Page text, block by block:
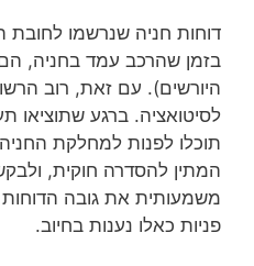
דוחות חניה שנרשמו לחובת
בזמן שהרכב עמד בחניה, הם
היורשים). עם זאת, רוב
לסיטואציה. ברגע שתוציאו
תוכלו לפנות למחלקת
המתין להסדרה חוקית,
משמעותית את גובה הדוחות
פניות כאלו נענות בחיוב.